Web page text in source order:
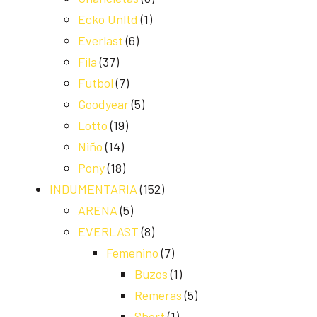
Ecko Unltd (1)
Everlast (6)
Fila (37)
Futbol (7)
Goodyear(5)
Lotto (19)
Niño (14)
Pony(18)
INDUMENTARIA (152)
ARENA (5)
EVERLAST (8)
Femenino (7)
Buzos (1)
Remeras (5)